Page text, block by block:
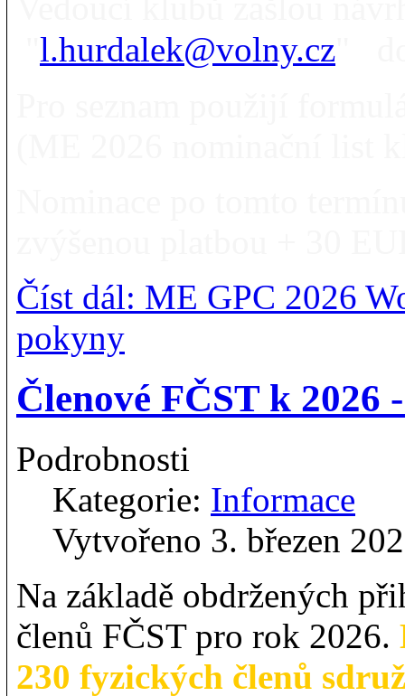
l.hurdalek@volny.cz
Číst dál: ME GPC 2026
pokyny
Členové FČST k 2026
Podrobnosti
Kategorie: Informace
Vytvořeno 3. březen
Na základě obdržených
členů FČST pro rok 2026.
230 fyzických členů